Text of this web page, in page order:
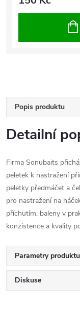
Popis produktu
Detailní
Firma Sonubaits
peletek k nastražení
peletky předmáčet a
pro nastražení na
příchutím, baleny v
konzistence a kvality
Parametry produktu
Diskuse